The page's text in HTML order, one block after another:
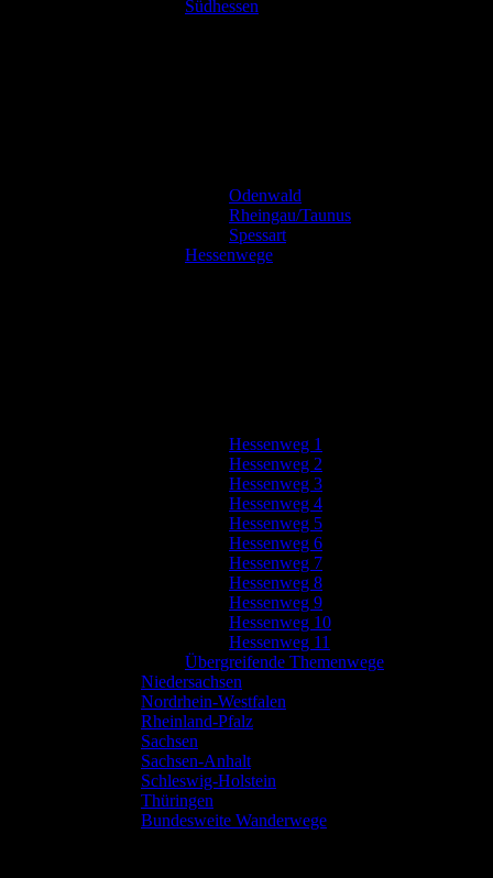
Südhessen
Odenwald
Rheingau/Taunus
Spessart
Hessenwege
Hessenweg 1
Hessenweg 2
Hessenweg 3
Hessenweg 4
Hessenweg 5
Hessenweg 6
Hessenweg 7
Hessenweg 8
Hessenweg 9
Hessenweg 10
Hessenweg 11
Übergreifende Themenwege
Niedersachsen
Nordrhein-Westfalen
Rheinland-Pfalz
Sachsen
Sachsen-Anhalt
Schleswig-Holstein
Thüringen
Bundesweite Wanderwege